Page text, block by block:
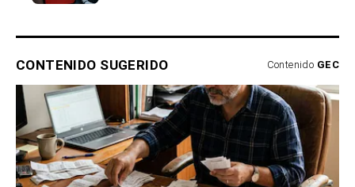
CONTENIDO SUGERIDO Contenido GEC